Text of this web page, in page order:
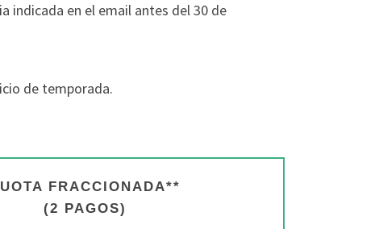
indicada en el email antes del 30 de
de temporada.
FRACCIONADA**
(2 PAGOS)